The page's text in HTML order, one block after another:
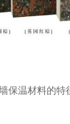
保温材料的